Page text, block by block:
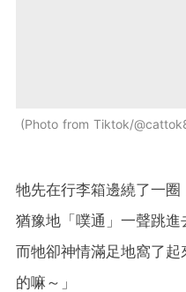
Photo from Tiktok/
牠先在行李箱邊繞了一
猶豫地「噗通」一聲跳進
而牠卻神情滿足地窩了
的嘛～」